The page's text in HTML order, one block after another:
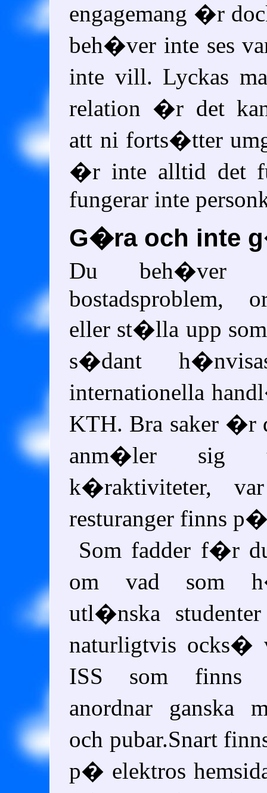
engagemang �r
beh�ver inte ses
inte vill. Lyckas
relation �r det
att ni forts�tter
�r inte alltid det
fungerar inte
G�ra och inte
Du beh�ver
bostadsproblem,
eller st�lla upp som
s�dant
internationella
KTH. Bra saker �r
anm�ler sig
k�raktiviteter,
resturanger finns
Som fadder f�r
om vad som
utl�nska
naturligtvis ocks�
ISS som finns
anordnar ganska
och pubar.Snart
p� elektros